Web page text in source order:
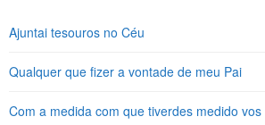
Ajuntai tesouros no Céu
Qualquer que fizer a vontade de meu Pai
Com a medida com que tiverdes medido vos